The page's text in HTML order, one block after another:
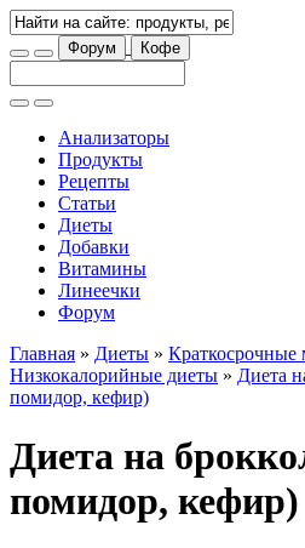
Форум Кофе
Анализаторы
Продукты
Рецепты
Статьи
Диеты
Добавки
Витамины
Линеечки
Форум
Главная » Диеты »
Низкокалорийные диеты » Диета
помидор, кефир)
Диета на
помидор, кефир)